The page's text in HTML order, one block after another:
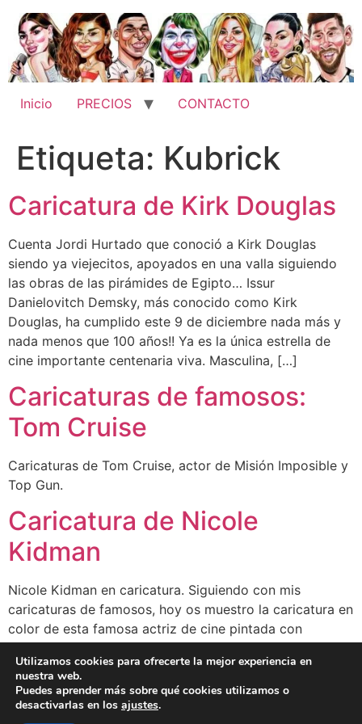
contenido
Inicio PRECIOS CONTACTO
Etiqueta: Kubrick
Caricatura de Kirk Douglas
Cuenta Jordi Hurtado que conoció a Kirk Douglas
siendo ya viejecitos, apoyados en una valla siguiendo
las obras de las pirámides de Egipto… Issur
Danielovitch Demsky, más conocido como Kirk
Douglas, ha cumplido este 9 de diciembre nada más y
nada menos que 100 años!! Ya es la única estrella de
cine importante centenaria viva. Masculina, […]
Caricaturas de famosos:
Tom Cruise
Caricaturas de Tom Cruise, actor de Misión Imposible y
Top Gun.
Caricatura de Nicole
Kidman
Nicole Kidman en caricatura. Siguiendo con mis
caricaturas de famosos, hoy os muestro la caricatura en
color de esta famosa actriz de cine pintada con
20 de junio de 1967 en Honolulu, Hawáii. Ha ganado el
Óscar, tres Globo de Oro y un Bafta. En […]
Utilizamos cookies para ofrecerte la mejor experiencia en
nuestra web.
Puedes aprender más sobre qué cookies utilizamos o
desactivarlas en los ajustes.